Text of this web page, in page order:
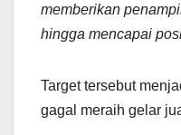
memberikan
hingga mencapai
Target tersebut
gagal meraih gelar